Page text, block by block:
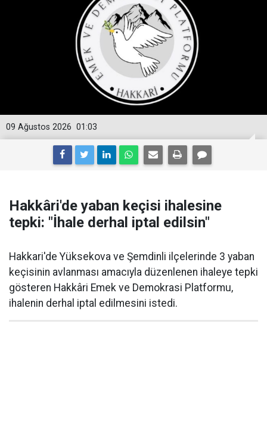
01:03
09 Ağustos 2026
Hakkâri'de yaban keçisi ihalesine
tepki: "İhale derhal iptal edilsin"
Hakkari'de Yüksekova ve Şemdinli ilçelerinde 3 yaban
keçisinin avlanması amacıyla düzenlenen ihaleye tepki
gösteren Hakkâri Emek ve Demokrasi Platformu,
ihalenin derhal iptal edilmesini istedi.